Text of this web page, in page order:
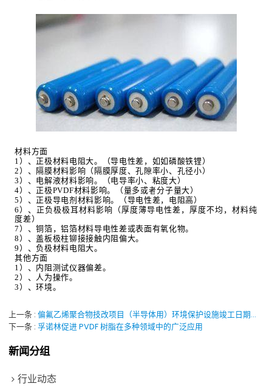
材料方面
1 ）、正极材料电阻大。（导电性差，如如磷酸铁锂）
2 ）、隔膜材料影响（隔膜厚度、孔隙率小、孔径小）
3 ）、电解液材料影响。（电导率小、粘度大）
4）、正极PVDF材料影响。（量多或者分子量大）
5 ）、正极导电剂材料影响。（导电性差，电阻高）
6 ）、正负极极耳材料影响（厚度薄导电性差，厚度不均，材料纯
度差）
7 ）、铜箔，铝箔材料导电性差或表面有氧化物。
8 ）、盖板极柱铆接接触内阻偏大。
9 ）、负极材料电阻大。
其他方面
1 ）、内阻测试仪器偏差。
2 ）、人为操作。
3 ）、环境。
上一条
偏氟乙烯聚合物技改项目（半导体用）环境保护设施竣工日期公示
下一条 孚诺林促进 PVDF 树脂在多种领域中的广泛应用
新闻分组
行业动态